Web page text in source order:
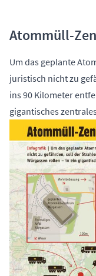
Atommüll-
Um das geplante
juristisch nicht zu
ins 90 Kilometer
gigantisches